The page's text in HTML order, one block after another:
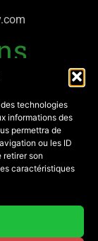
technologies
informations des
permettra de
ou les ID
retirer son
caractéristiques